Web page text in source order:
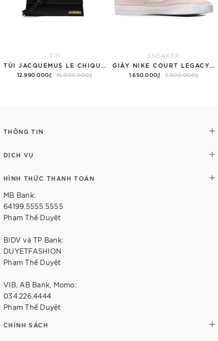
TÚI
TÚI JACQUEMUS LE CHIQUITO LONG 'BLACK'
12.990.000₫ 15.000.000₫
SNEAKER
GIÀY NIKE COURT LEGACY SNEAKERS PINK/WHITE
1.650.000₫ 2.500.000₫
THÔNG TIN
DỊCH VỤ
HÌNH THỨC THANH TOÁN
MB Bank:
64199.5555.5555
Phạm Thế Duyệt
BIDV và TP Bank:
DUYETFASHION
Phạm Thế Duyệt
VIB, AB Bank, Momo:
034.226.4444
Phạm Thế Duyệt
CHÍNH SÁCH